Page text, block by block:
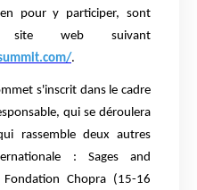
pour y participer, sont
site web suivant
.
s'inscrit dans le cadre
qui se déroulera
rassemble deux autres
: Sages and
Chopra (15-16